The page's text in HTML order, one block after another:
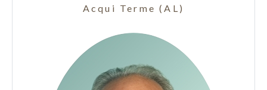
Acqui Terme (AL)